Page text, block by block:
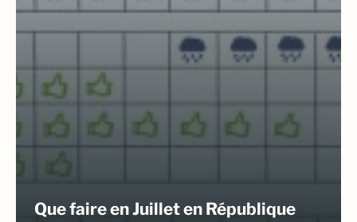
Que faire en Juillet en République